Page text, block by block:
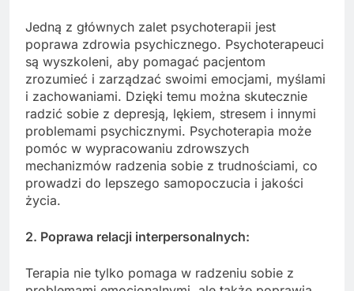
Jedną z głównych zalet psychoterapii jest
poprawa zdrowia psychicznego. Psychoterapeuci
są wyszkoleni, aby pomagać pacjentom
zrozumieć i zarządzać swoimi emocjami, myślami
i zachowaniami. Dzięki temu można skutecznie
radzić sobie z depresją, lękiem, stresem i innymi
problemami psychicznymi. Psychoterapia może
pomóc w wypracowaniu zdrowszych
mechanizmów radzenia sobie z trudnościami, co
prowadzi do lepszego samopoczucia i jakości
życia.
2. Poprawa relacji interpersonalnych:
Terapia nie tylko pomaga w radzeniu sobie z